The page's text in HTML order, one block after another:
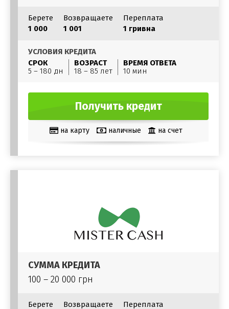
Берете
1 000
Возвращаете
1 001
Переплата
1 гривна
УСЛОВИЯ КРЕДИТА
СРОК
5 – 180 дн
ВОЗРАСТ
18 – 85 лет
ВРЕМЯ ОТВЕТА
10 мин
Получить кредит
на карту наличные на счет
СУММА КРЕДИТА
100 – 20 000 грн
Берете
Возвращаете
Переплата